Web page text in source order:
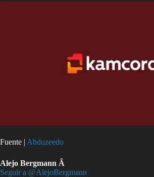
Fuente | Abduzeedo
Alejo Bergmann Â
Seguir a @AlejoBergmann